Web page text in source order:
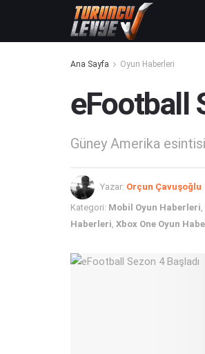
Ana Sayfa Oyun Haberleri
eFootball
Güney Amerika
Yazar: Orçun Çavuşoğlu
Kategori: Mobil Oyun Haberleri,
Haberleri, Xbox One Oyun